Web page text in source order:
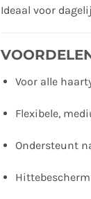
Ideaal voor
Voor alle
Flexibele,
Ondersteunt